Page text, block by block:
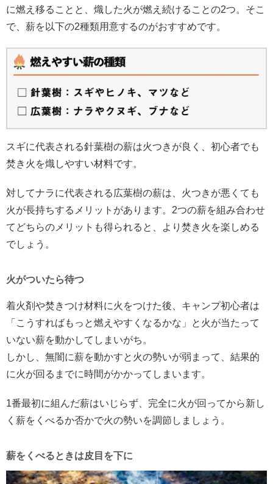
に燃え移ることと、熾した火が燃え続けることの2つ。そこ
で、薪を以下の2種類用意するのがおすすめです。
スギに代表される針葉樹の薪は火つきが良く、初心者でも
焚き火を熾しやすい材料です。
対してナラに代表される広葉樹の薪は、火つきが悪くても
火が長持ちするメリットがあります。2つの薪を組み合わせ
てどちらのメリットも得られると、より焚き火を楽しめる
でしょう。
火がついたら待つ
着火剤や焚きつけ材料に火をつけた後、キャンプ初心者は
「こうすればもっと燃えやすくなるかな」と火が当たって
いない薪を動かしてしまいがち。
しかし、無闇に薪を動かすと火の勢いが弱まって、結果的
に火が回るまでに時間がかかってしまいます。
1番最初に組んだ薪はいじらず、完全に火が回ってから新し
く薪をくべるか否かで火の勢いを調節しましょう。
薪をくべるときは皮目を下に